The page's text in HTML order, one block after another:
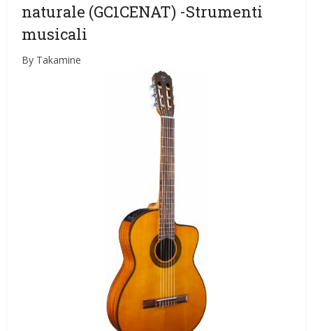
naturale (GC1CENAT) -Strumenti
musicali
By Takamine